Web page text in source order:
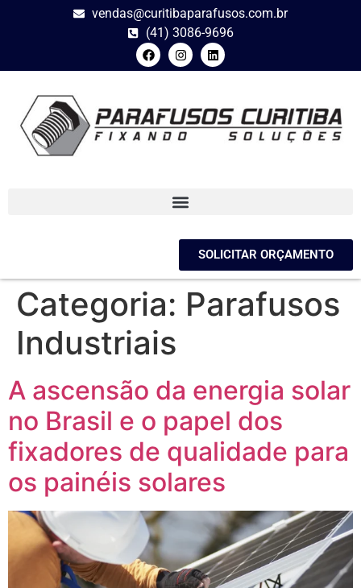
vendas@curitibaparafusos.com.br
(41) 3086-9696
SOLICITAR ORÇAMENTO
Categoria: Parafusos
Industriais
A ascensão da energia solar
no Brasil e o papel dos
fixadores de qualidade para
os painéis solares